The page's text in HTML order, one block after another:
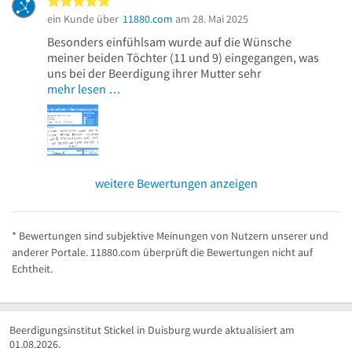
ein Kunde über 11880.com am 28. Mai 2025
Besonders einfühlsam wurde auf die Wünsche
meiner beiden Töchter (11 und 9) eingegangen, was
uns bei der Beerdigung ihrer Mutter sehr
mehr lesen …
weitere Bewertungen anzeigen
* Bewertungen sind subjektive Meinungen von Nutzern unserer und
anderer Portale. 11880.com überprüft die Bewertungen nicht auf
Echtheit.
Beerdigungsinstitut Stickel in Duisburg wurde aktualisiert am
01.08.2026.